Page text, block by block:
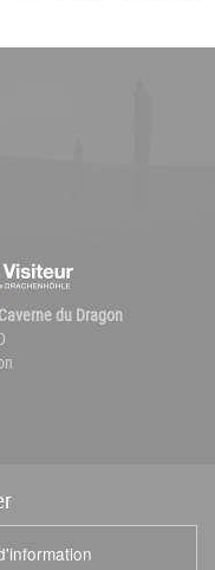
du Dragon